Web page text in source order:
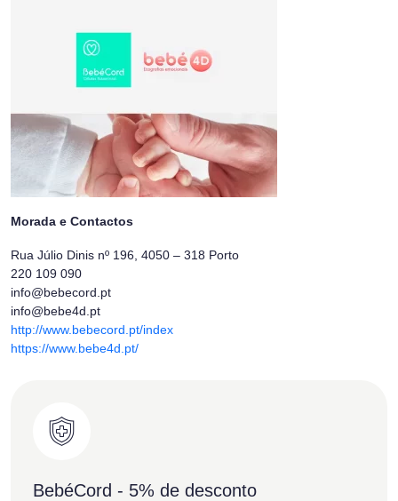
Morada e Contactos
Rua Júlio Dinis nº 196, 4050 – 318 Porto
220 109 090
info@bebecord.pt
info@bebe4d.pt
http://www.bebecord.pt/index
https://www.bebe4d.pt/
BebéCord - 5% de desconto